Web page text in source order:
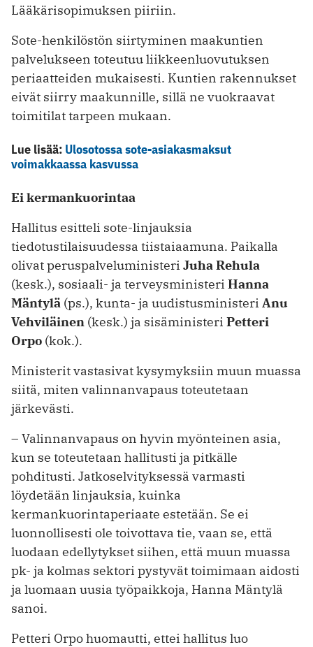
Lääkärisopimuksen piiriin.
Sote-henkilöstön siirtyminen maakuntien
palvelukseen toteutuu liikkeenluovutuksen
periaatteiden mukaisesti. Kuntien rakennukset
eivät siirry maakunnille, sillä ne vuokraavat
toimitilat tarpeen mukaan.
Lue lisää: Ulosotossa sote-asiakasmaksut
voimakkaassa kasvussa
Ei kermankuorintaa
Hallitus esitteli sote-linjauksia
tiedotustilaisuudessa tiistaiaamuna. Paikalla
olivat peruspalveluministeri Juha Rehula
(kesk.), sosiaali- ja terveysministeri Hanna
Mäntylä (ps.), kunta- ja uudistusministeri Anu
Vehviläinen (kesk.) ja sisäministeri Petteri
Orpo (kok.).
Ministerit vastasivat kysymyksiin muun muassa
siitä, miten valinnanvapaus toteutetaan
järkevästi.
– Valinnanvapaus on hyvin myönteinen asia,
kun se toteutetaan hallitusti ja pitkälle
pohditusti. Jatkoselvityksessä varmasti
löydetään linjauksia, kuinka
kermankuorintaperiaate estetään. Se ei
luonnollisesti ole toivottava tie, vaan se, että
luodaan edellytykset siihen, että muun muassa
pk- ja kolmas sektori pystyvät toimimaan aidosti
ja luomaan uusia työpaikkoja, Hanna Mäntylä
sanoi.
Petteri Orpo huomautti, ettei hallitus luo